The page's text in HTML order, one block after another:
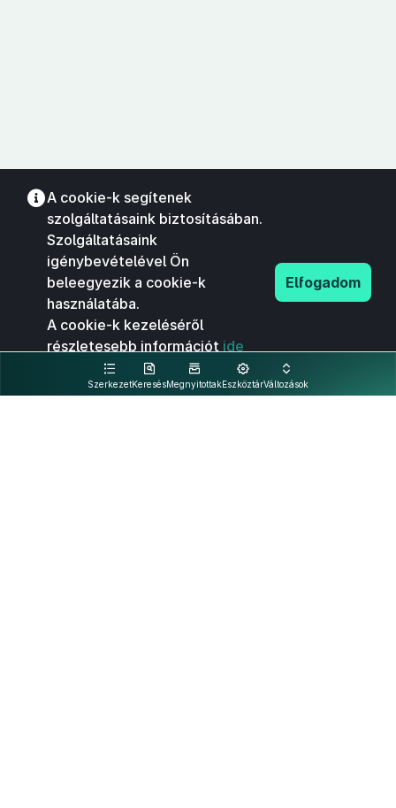
SzerkezetKeresésMegnyitottakEszköztárVáltozások
A cookie-k segítenek
szolgáltatásaink biztosításában.
Szolgáltatásaink
igénybevételével Ön
beleegyezik a cookie-k
használatába.
A cookie-k kezeléséről
részletesebb információt ide
kattintva olvashat.
Elfogadom